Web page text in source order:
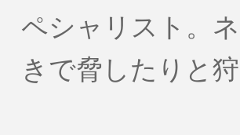
ペシャリスト。
きで脅したりと